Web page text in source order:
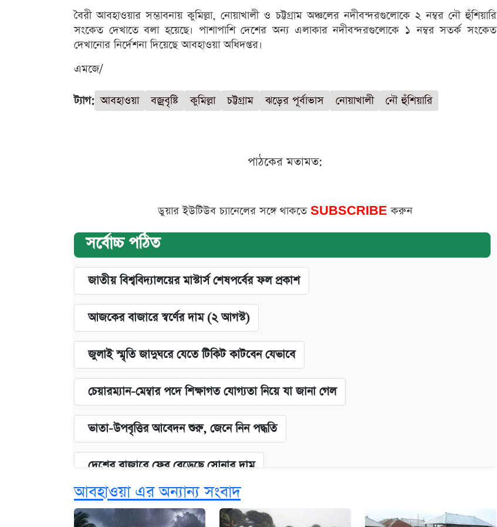
বৈরী আবহাওয়ার সম্ভাবনায় কুমিল্লা, নোয়াখালী ও চট্টগ্রাম অঞ্চলের নদীবন্দরগুলোকে ২ নম্বর নৌ হুঁশিয়ারি
সংকেত দেখাতে বলা হয়েছে। পাশাপাশি দেশের অন্য এলাকার নদীবন্দরগুলোকে ১ নম্বর সতর্ক সংকেত
দেখানোর নির্দেশনা দিয়েছে আবহাওয়া অধিদপ্তর।
এমজে/
ট্যাগ: আবহাওয়া বজ্রবৃষ্টি কুমিল্লা চট্টগ্রাম ঝড়ের পূর্বাভাস নোয়াখালী নৌ হুঁশিয়ারি
পাঠকের মতামত:
ডুয়ার ইউটিউব চ্যানেলের সঙ্গে থাকতে SUBSCRIBEকরুন
সর্বোচ্চ পঠিত
জাতীয় বিশ্ববিদ্যালয়ের মাস্টার্স শেষপর্বের ফল প্রকাশ
আজকের বাজারে স্বর্ণের দাম (২ আগস্ট)
জুলাই স্মৃতি জাদুঘরে যেতে টিকিট কাটবেন যেভাবে
চেয়ারম্যান-মেম্বার পদে শিক্ষাগত যোগ্যতা নিয়ে যা জানা গেল
ভাতা-উপবৃত্তির আবেদন শুরু, জেনে নিন পদ্ধতি
দেশের বাজারে ফের বেড়েছে সোনার দাম
‘গুলশানের চামেলি’ তে যৌনকর্মীর দালাল অ্যাডলফ খান
আবহাওয়া এর অন্যান্য সংবাদ